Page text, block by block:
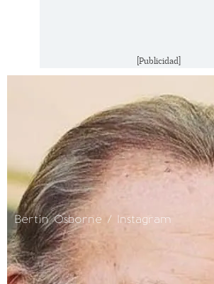
[Publicidad]
Bertín Osborne / Instagram